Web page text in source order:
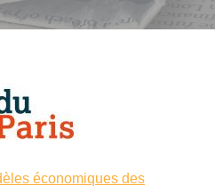
économiques des